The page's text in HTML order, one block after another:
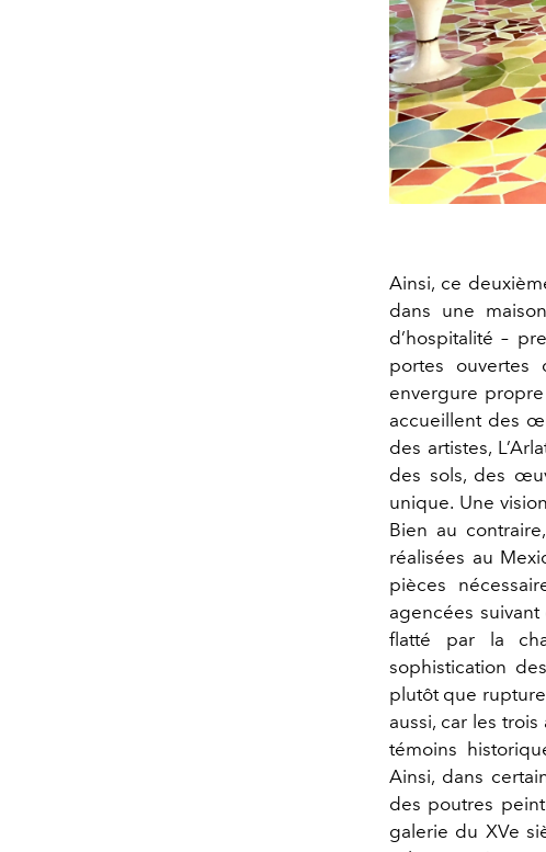
Ainsi, ce
dans une
d’hospitalité –
portes ouvertes
envergure
accueillent des
des artistes,
des sols, des
unique. Une
Bien au
réalisées au
pièces
agencées
flatté par la
sophistication
plutôt que
aussi, car les
témoins
Ainsi, dans
des poutres
galerie du XVe